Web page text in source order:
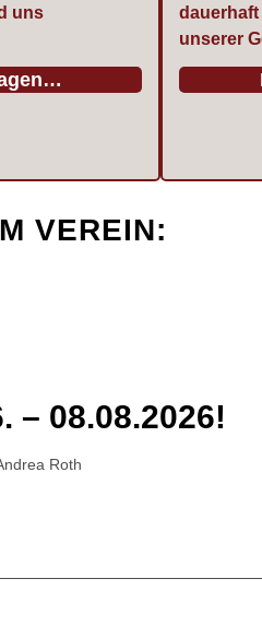
uns
dauerhaft
unserer
VEREIN:
– 08.08.2026!
Roth